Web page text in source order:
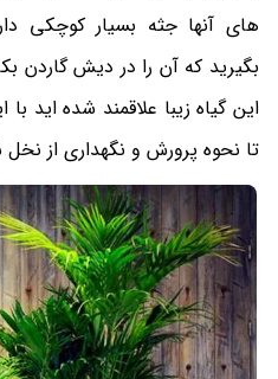
های آنها جثه بسیار کوچکی
بگیرید که آن را در دیش گاردن
این گیاه زیبا علاقمند شده اید
تا نحوه پرورش و نگهداری از نخل